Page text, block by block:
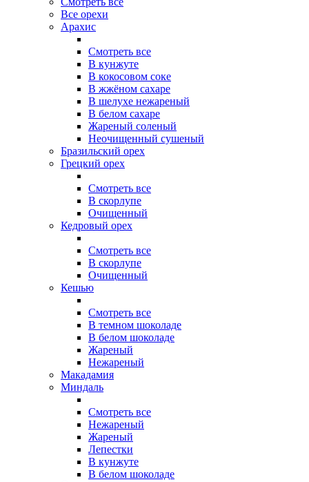
Все орехи
Арахис
Смотреть все
В кунжуте
В кокосовом соке
В жжёном сахаре
В шелухе нежареный
В белом сахаре
Жареный соленый
Неочищенный сушеный
Бразильский орех
Грецкий орех
Смотреть все
В скорлупе
Очищенный
Кедровый орех
Смотреть все
В скорлупе
Очищенный
Кешью
Смотреть все
В темном шоколаде
В белом шоколаде
Жареный
Нежареный
Макадамия
Миндаль
Смотреть все
Нежареный
Жареный
Лепестки
В кунжуте
В белом шоколаде